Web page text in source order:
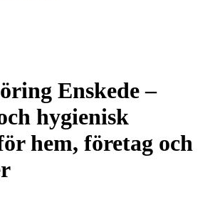
Enskede –
hygienisk
hem, företag och